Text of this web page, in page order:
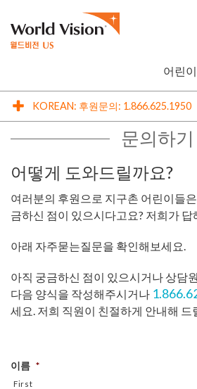
Skip to content
어린
KOREAN: 후원문의: 1.866.625.1950
문의하기
어떻게 도와드릴까요?
여러분의 후원으로 지구촌 어린이들
금하신 점이 있으시다고요? 저희가
아래 자주묻는질문을 확인해보세요.
아직 궁금하신 점이 있으시거나 상담
다음 양식을 작성해주시거나
세요. 저희 직원이 친절하게 안내해 드
이름 *
First